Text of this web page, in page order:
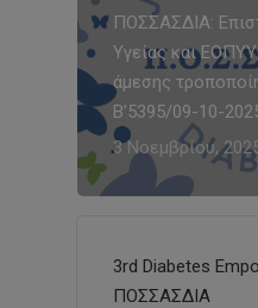
ΠΟΣΣΑΣΔΙΑ:
Υγείας και ΕΟΠΥΥ
άμεσης
Β’5395/09-10-
3 Νοεμβρίου,
3rd Diabetes
ΠΟΣΣΑΣΔΙΑ